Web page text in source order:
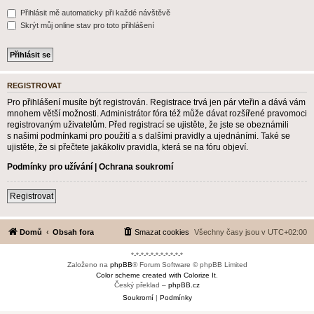
Přihlásit mě automaticky při každé návštěvě
Skrýt můj online stav pro toto přihlášení
REGISTROVAT
Pro přihlášení musíte být registrován. Registrace trvá jen pár vteřin a dává vám
mnohem větší možnosti. Administrátor fóra též může dávat rozšířené pravomoci
registrovaným uživatelům. Před registrací se ujistěte, že jste se obeznámili
s našimi podmínkami pro použití a s dalšími pravidly a ujednáními. Také se
ujistěte, že si přečtete jakákoliv pravidla, která se na fóru objeví.
Podmínky pro užívání | Ochrana soukromí
Registrovat
Domů Obsah fora Všechny časy jsou v UTC+02:00
Smazat cookies
*-*-*-*-*-*-*-*-*-*-*
Založeno na phpBB® Forum Software © phpBB Limited
Color scheme created with Colorize It
Český překlad – phpBB.cz
Soukromí| Podmínky